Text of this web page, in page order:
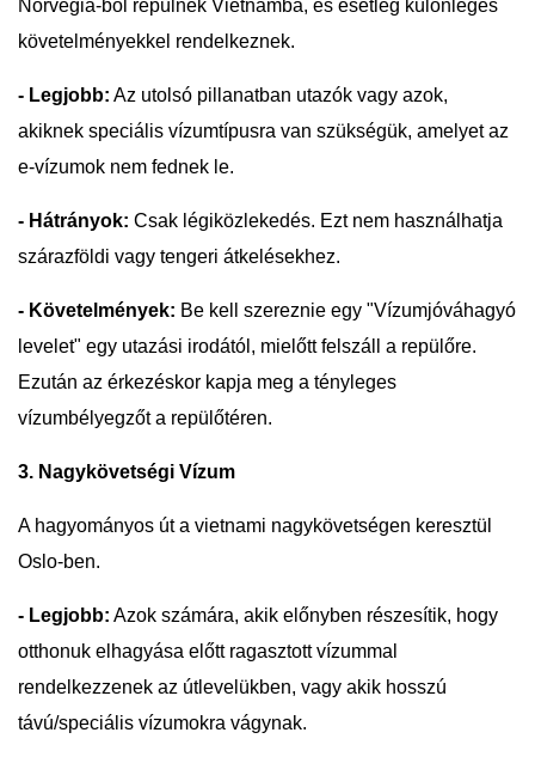
Norvégia-ból repülnek Vietnamba, és esetleg különleges
követelményekkel rendelkeznek.
- Legjobb: Az utolsó pillanatban utazók vagy azok,
akiknek speciális vízumtípusra van szükségük, amelyet az
e-vízumok nem fednek le.
- Hátrányok: Csak légiközlekedés. Ezt nem használhatja
szárazföldi vagy tengeri átkelésekhez.
- Követelmények: Be kell szereznie egy "Vízumjóváhagyó
levelet" egy utazási irodától, mielőtt felszáll a repülőre.
Ezután az érkezéskor kapja meg a tényleges
vízumbélyegzőt a repülőtéren.
3. Nagykövetségi Vízum
A hagyományos út a vietnami nagykövetségen keresztül
Oslo-ben.
- Legjobb: Azok számára, akik előnyben részesítik, hogy
otthonuk elhagyása előtt ragasztott vízummal
rendelkezzenek az útlevelükben, vagy akik hosszú
távú/speciális vízumokra vágynak.